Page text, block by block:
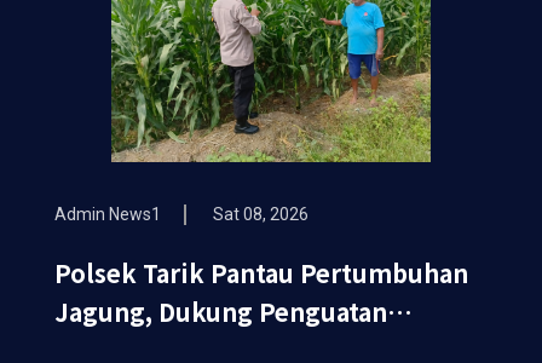
Admin News1 Sat 08, 2026
Polsek Tarik Pantau Pertumbuhan
Jagung, Dukung Penguatan